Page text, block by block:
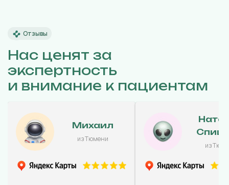
Отзывы
Нас ценят за
экспертность
и внимание к пациентам
Михаил
из Тюмени
из